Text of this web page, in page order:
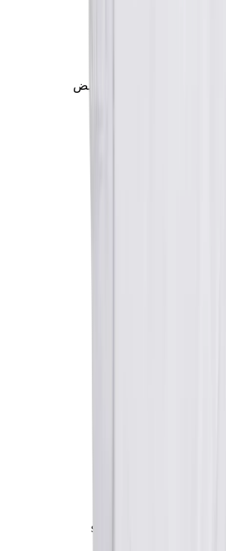
store.myshopify.com/